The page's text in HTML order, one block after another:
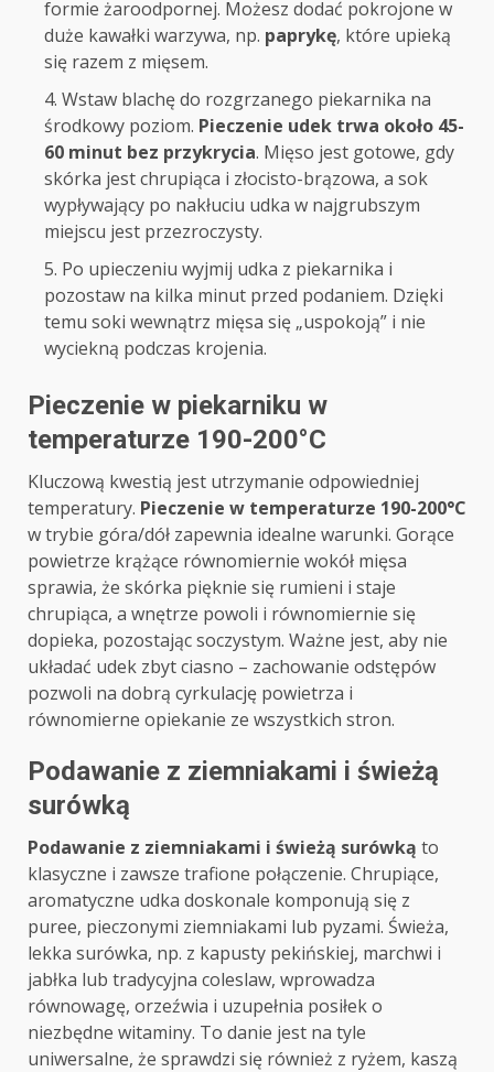
formie żaroodpornej. Możesz dodać pokrojone w
duże kawałki warzywa, np. paprykę, które upieką
się razem z mięsem.
Wstaw blachę do rozgrzanego piekarnika na
środkowy poziom. Pieczenie udek trwa około 45-
60 minut bez przykrycia. Mięso jest gotowe, gdy
skórka jest chrupiąca i złocisto-brązowa, a sok
wypływający po nakłuciu udka w najgrubszym
miejscu jest przezroczysty.
Po upieczeniu wyjmij udka z piekarnika i
pozostaw na kilka minut przed podaniem. Dzięki
temu soki wewnątrz mięsa się „uspokoją” i nie
wyciekną podczas krojenia.
Pieczenie w piekarniku w
temperaturze 190-200°C
Kluczową kwestią jest utrzymanie odpowiedniej
temperatury. Pieczenie w temperaturze 190-200°C
w trybie góra/dół zapewnia idealne warunki. Gorące
powietrze krążące równomiernie wokół mięsa
sprawia, że skórka pięknie się rumieni i staje
chrupiąca, a wnętrze powoli i równomiernie się
dopieka, pozostając soczystym. Ważne jest, aby nie
układać udek zbyt ciasno – zachowanie odstępów
pozwoli na dobrą cyrkulację powietrza i
równomierne opiekanie ze wszystkich stron.
Podawanie z ziemniakami i świeżą
surówką
Podawanie z ziemniakami i świeżą surówką to
klasyczne i zawsze trafione połączenie. Chrupiące,
aromatyczne udka doskonale komponują się z
puree, pieczonymi ziemniakami lub pyzami. Świeża,
lekka surówka, np. z kapusty pekińskiej, marchwi i
jabłka lub tradycyjna coleslaw, wprowadza
równowagę, orzeźwia i uzupełnia posiłek o
niezbędne witaminy. To danie jest na tyle
uniwersalne, że sprawdzi się również z ryżem, kaszą